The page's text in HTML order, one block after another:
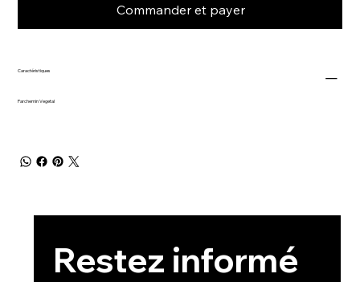
Commander et payer
Caractéristiques
Parchemin Vegetal
Restez informé